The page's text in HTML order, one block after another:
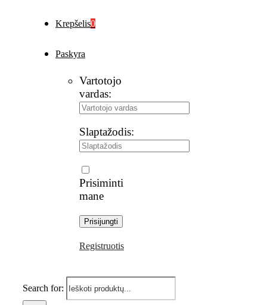
Krepšelis0
Paskyra
Vartotojo
vardas:
Slaptažodis:
Prisiminti
mane
Registruotis
Search for: